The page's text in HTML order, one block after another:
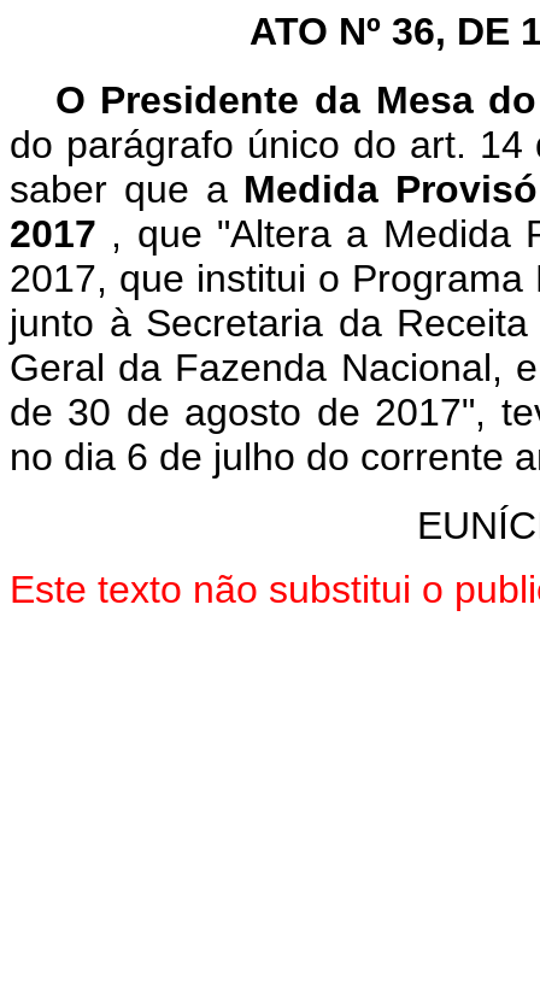
ATO Nº 36, DE
O Presidente da Mesa
do parágrafo único do art. 14
saber que a Medida
2017 , que "Altera a Medida
2017, que institui o
junto à Secretaria da
Geral da Fazenda Nacional,
de 30 de agosto de 2017",
no dia 6 de julho do corrente
Este texto não substitui o